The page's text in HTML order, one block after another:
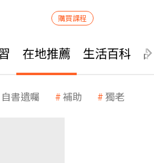
購買課程
在地推薦 生活百科
自書遺囑 補助 獨老